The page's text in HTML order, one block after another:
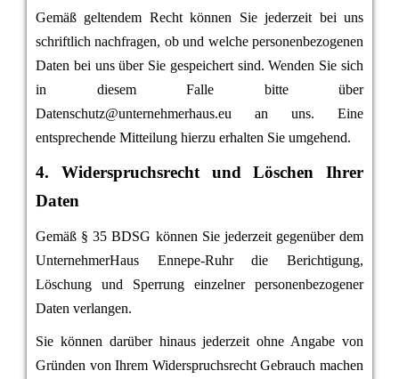
Gemäß geltendem Recht können Sie jederzeit bei uns
schriftlich nachfragen, ob und welche personenbezogenen
Daten bei uns über Sie gespeichert sind. Wenden Sie sich
in diesem Falle bitte über
Datenschutz@unternehmerhaus.eu an uns. Eine
entsprechende Mitteilung hierzu erhalten Sie umgehend.
4. Widerspruchsrecht und Löschen Ihrer
Daten
Gemäß § 35 BDSG können Sie jederzeit gegenüber dem
UnternehmerHaus Ennepe-Ruhr die Berichtigung,
Löschung und Sperrung einzelner personenbezogener
Daten verlangen.
Sie können darüber hinaus jederzeit ohne Angabe von
Gründen von Ihrem Widerspruchsrecht Gebrauch machen